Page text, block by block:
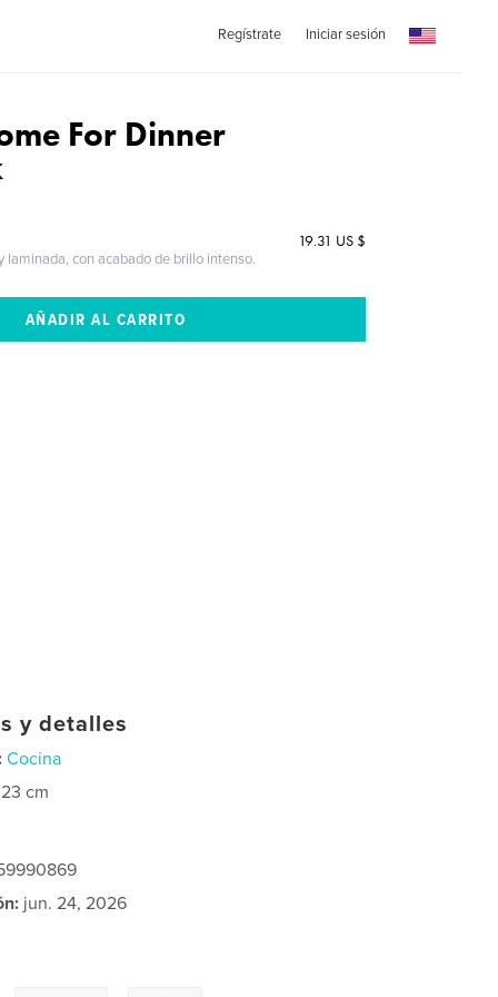
Regístrate Iniciar sesión
For Dinner
laminada, con acabado de brillo intenso.
19.31 US $
y detalles
Cocina
cm
jun. 24, 2026